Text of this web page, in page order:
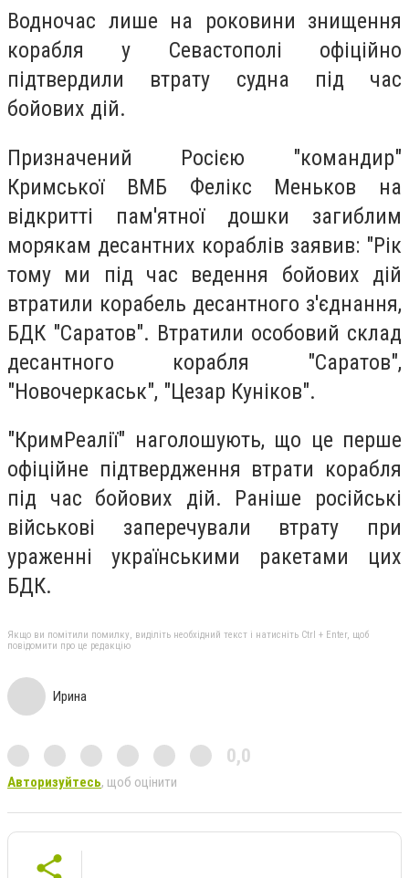
Водночас лише на роковини знищення
корабля у Севастополі офіційно
підтвердили втрату судна під час
бойових дій.
Призначений Росією "командир"
Кримської ВМБ Фелікс Меньков на
відкритті пам'ятної дошки загиблим
морякам десантних кораблів заявив: "Рік
тому ми під час ведення бойових дій
втратили корабель десантного з'єднання,
БДК "Саратов". Втратили особовий склад
десантного корабля "Саратов",
"Новочеркаськ", "Цезар Куніков".
"КримРеалії" наголошують, що це перше
офіційне підтвердження втрати корабля
під час бойових дій. Раніше російські
військові заперечували втрату при
ураженні українськими ракетами цих
БДК.
Якщо ви помітили помилку, виділіть необхідний текст і натисніть Ctrl + Enter, щоб
повідомити про це редакцію
Ирина
0,0
Авторизуйтесь, щоб оцінити